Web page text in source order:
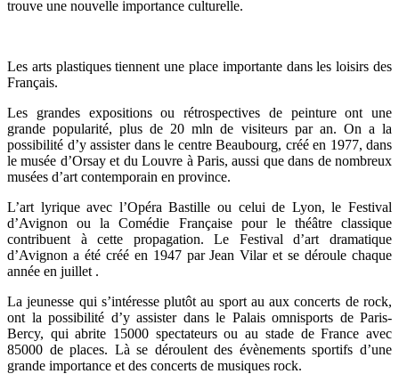
trouve une nouvelle importance culturelle.
Les arts plastiques tiennent une place importante dans les loisirs des
Français.
Les grandes expositions ou rétrospectives de peinture ont une
grande popularité, plus de 20 mln de visiteurs par an. On a la
possibilité d’y assister dans le centre Beaubourg, créé en 1977, dans
le musée d’Orsay et du Louvre à Paris, aussi que dans de nombreux
musées d’art contemporain en province.
L’art lyrique avec l’Opéra Bastille ou celui de Lyon, le Festival
d’Avignon ou la Comédie Française pour le théâtre classique
contribuent à cette propagation. Le Festival d’art dramatique
d’Avignon a été créé en 1947 par Jean Vilar et se déroule chaque
année en juillet .
La jeunesse qui s’intéresse plutôt au sport au aux concerts de rock,
ont la possibilité d’y assister dans le Palais omnisports de Paris-
Bercy, qui abrite 15000 spectateurs ou au stade de France avec
85000 de places. Là se déroulent des évènements sportifs d’une
grande importance et des concerts de musiques rock.